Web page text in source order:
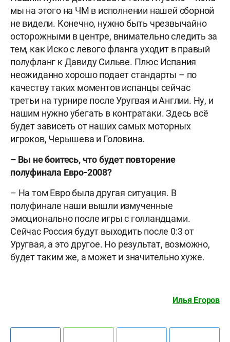
мы на этого на ЧМ в исполнении нашей сборной
не видели. Конечно, нужно быть чрезвычайно
осторожными в центре, внимательно следить за
тем, как Иско с левого фланга уходит в правый
полуфланг к Давиду Сильве. Плюс Испания
неожиданно хорошо подает стандарты – по
качеству таких моментов испанцы сейчас
третьи на турнире после Уругвая и Англии. Ну, и
нашим нужно убегать в контратаки. Здесь всё
будет зависеть от наших самых моторных
игроков, Черышева и Головина.
– Вы не боитесь, что будет повторение
полуфинала Евро-2008?
– На том Евро была другая ситуация. В
полуфинале наши вышли измученные
эмоционально после игры с голландцами.
Сейчас Россия будут выходить после 0:3 от
Уругвая, а это другое. Но результат, возможно,
будет таким же, а может и значительно хуже.
Илья Егоров